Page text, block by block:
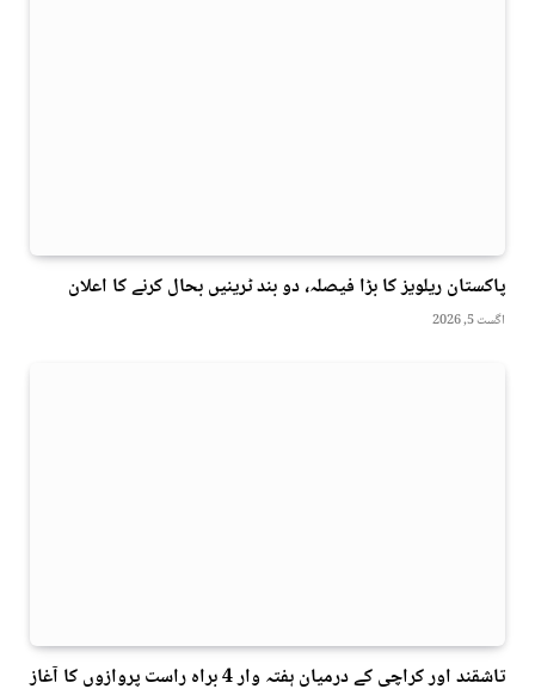
پاکستان ریلویز کا بڑا فیصلہ، دو بند ٹرینیں بحال کرنے کا اعلان
اگست 5, 2026
تاشقند اور کراچی کے درمیان ہفتہ وار 4 براہ راست پروازوں کا آغاز